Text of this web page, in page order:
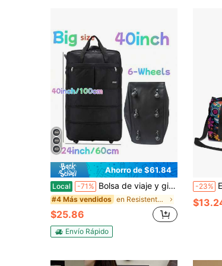
Ahorro de $61.84
Local -71% Bolsa de viaje y gimnasio plegable de gran capacidad de 40'' 36'' 30'' con 6 ruedas, hecha de tela Oxford, equipaje portátil, adecuada para almacenamiento y actividades al aire libre
#4 Más vendidos en Resistente al desgaste Bolsas de viaje
$25.86
Envío Rápido
-23%